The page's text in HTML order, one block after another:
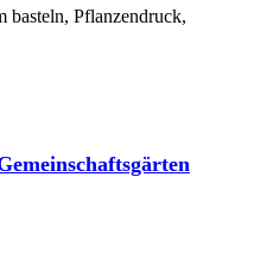
basteln, Pflanzendruck,